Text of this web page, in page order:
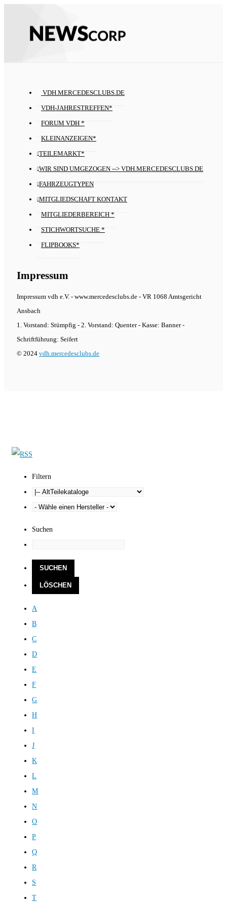
VDH.MERCEDESCLUBS.DE
VDH-JAHRESTREFFEN*
FORUM VDH *
KLEINANZEIGEN*
TEILEMARKT*
WIR SIND UMGEZOGEN --> VDH.MERCEDESCLUBS.DE
FAHRZEUGTYPEN
MITGLIEDSCHAFT KONTAKT
MITGLIEDERBEREICH *
STICHWORTSUCHE *
FLIPBOOKS*
Impressum
Impressum vdh e.V. - www.mercedesclubs.de - VR 1068 Amtsgericht
Ansbach
1. Vorstand: Stümpfig - 2. Vorstand: Quenter - Kasse: Banner -
Schriftführung: Seifert
© 2024 vdh.mercedesclubs.de
Filtern
Suchen
A
B
C
D
E
F
G
H
I
J
K
L
M
N
O
P
Q
R
S
T